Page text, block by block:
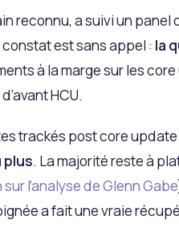
reconnu, a suivi un panel
constat est sans appel : la
à la marge sur les
HCU.
trackés post core update
plus. La majorité reste à
l’analyse de Glenn Gabe
a fait une vraie